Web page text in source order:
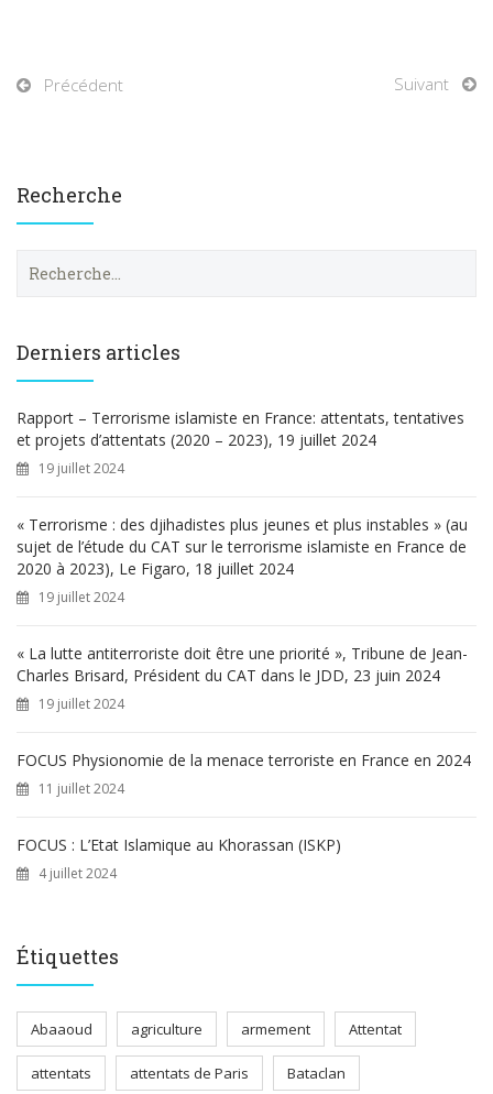
Précédent Suivant
Recherche
e
h
e
r
Derniers articles
Rapport – Terrorisme islamiste en France: attentats, tentatives
et projets d’attentats (2020 – 2023), 19 juillet 2024
19 juillet 2024
« Terrorisme : des djihadistes plus jeunes et plus instables » (au
sujet de l’étude du CAT sur le terrorisme islamiste en France de
2020 à 2023), Le Figaro, 18 juillet 2024
19 juillet 2024
« La lutte antiterroriste doit être une priorité », Tribune de Jean-
Charles Brisard, Président du CAT dans le JDD, 23 juin 2024
19 juillet 2024
FOCUS Physionomie de la menace terroriste en France en 2024
11 juillet 2024
FOCUS : L’Etat Islamique au Khorassan (ISKP)
4 juillet 2024
Étiquettes
Abaaoud agriculture armement Attentat
attentats attentats de Paris Bataclan